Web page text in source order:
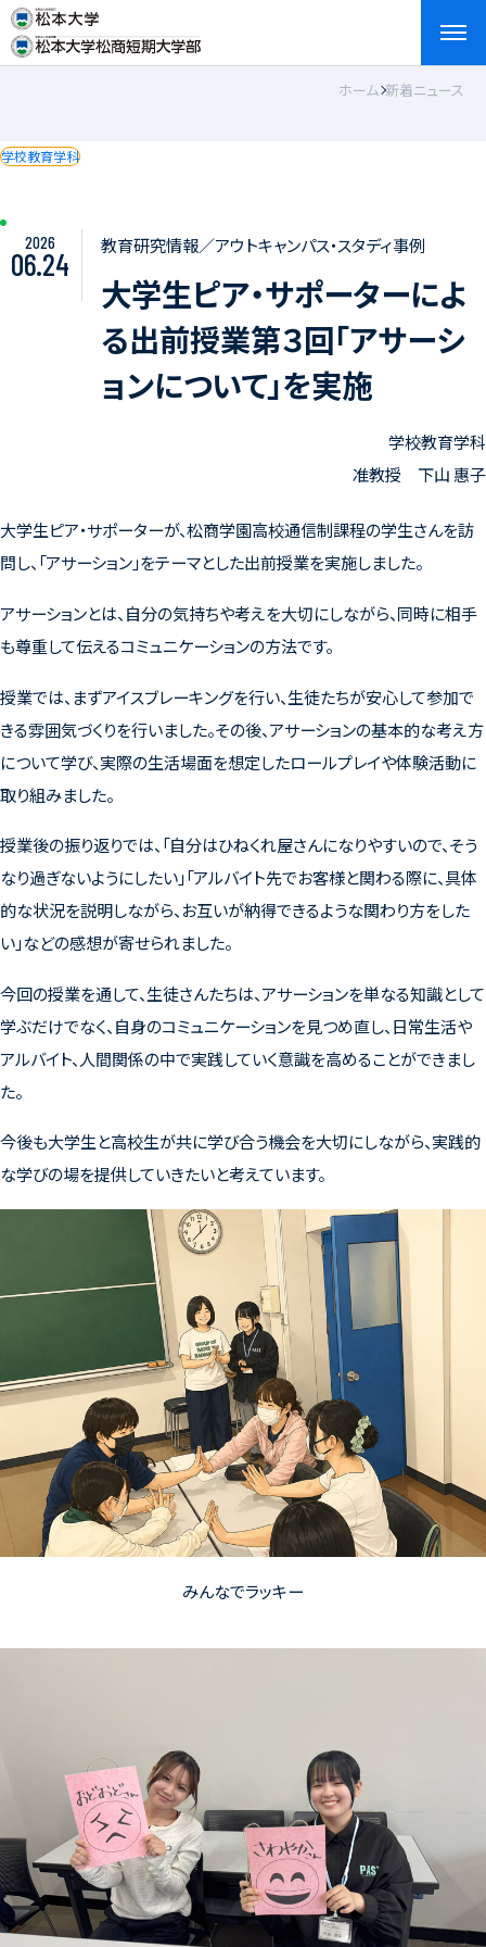
English
ホーム 新着ニュース
学校教育学科
2026
06.24
教育研究情報／アウトキャンパス・スタディ事例
大学生ピア・サポーターによ
る出前授業第３回「アサーシ
ョンについて」を実施
学校教育学科
准教授 下山 惠子
大学生ピア・サポーターが、松商学園高校通信制課程の学生さんを訪
問し、「アサーション」をテーマとした出前授業を実施しました。
アサーションとは、自分の気持ちや考えを大切にしながら、同時に相手
も尊重して伝えるコミュニケーションの方法です。
授業では、まずアイスブレーキングを行い、生徒たちが安心して参加で
きる雰囲気づくりを行いました。その後、アサーションの基本的な考え方
について学び、実際の生活場面を想定したロールプレイや体験活動に
取り組みました。
授業後の振り返りでは、「自分はひねくれ屋さんになりやすいので、そう
なり過ぎないようにしたい」「アルバイト先でお客様と関わる際に、具体
的な状況を説明しながら、お互いが納得できるような関わり方をした
い」などの感想が寄せられました。
今回の授業を通して、生徒さんたちは、アサーションを単なる知識として
学ぶだけでなく、自身のコミュニケーションを見つめ直し、日常生活や
アルバイト、人間関係の中で実践していく意識を高めることができまし
た。
今後も大学生と高校生が共に学び合う機会を大切にしながら、実践的
な学びの場を提供していきたいと考えています。
みんなでラッキー